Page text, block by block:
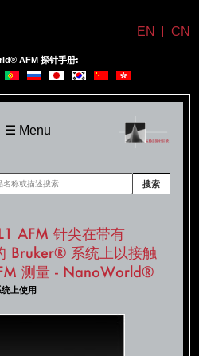
AFM 探针手册:
EN CN
☰ Menu
搜索
AFM 针尖在带有
Bruker® 系统上以接触
测量 - NanoWorld®
上使用